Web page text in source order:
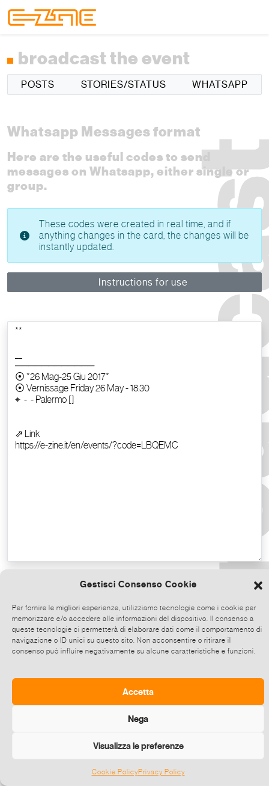
Gestisci Consenso Cookie
Per fornire le migliori esperienze, utilizziamo tecnologie come i cookie per
memorizzare e/o accedere alle informazioni del dispositivo. Il consenso a
queste tecnologie ci permetterà di elaborare dati come il comportamento di
navigazione o ID unici su questo sito. Non acconsentire o ritirare il
consenso può influire negativamente su alcune caratteristiche e funzioni.
Accetta
Nega
Visualizza le preferenze
Cookie PolicyPrivacy Policy
broadcast the event
POSTS STORIES/STATUS WHATSAPP
Whatsapp Messages format
Here are the useful codes to send
messages on Whatsapp, either single or
group.
These codes were created in real time, and if
anything changes in the card, the changes will be
instantly updated.
Instructions for use
Copy the text
Share on Whatsapp, click and then
choose up to 5 contacts at a time to share
this event.
Send